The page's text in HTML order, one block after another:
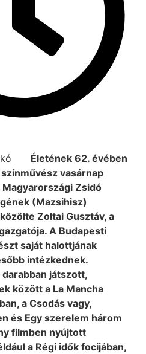
Életének 62. évében
vasárnap
Zsidó
(Mazsihisz)
Zoltai Gusztáv, a
A Budapesti
saját halottjának
intézkednek.
játszott,
között a La Mancha
a Csodás vagy,
és Egy szerelem három
filmben nyújtott
a Régi idők focijában,